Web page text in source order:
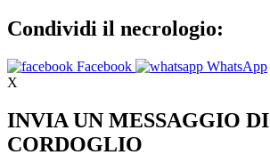
Condividi il necrologio:
Facebook
WhatsApp
X
INVIA UN MESSAGGIO DI
CORDOGLIO